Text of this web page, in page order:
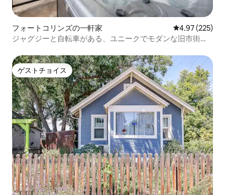
フォートコリンズの一軒家 レビュー225
4.97 (225)
ジャグジーと自転車がある、ユニークでモダンな旧市街の
ゲストチョイス
ゲストチョイス